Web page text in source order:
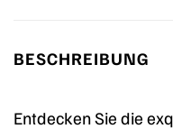
BESCHREIBUNG
Entdecken Sie die